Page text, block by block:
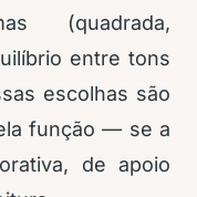
(quadrada,
entre tons
escolhas são
função — se a
de apoio